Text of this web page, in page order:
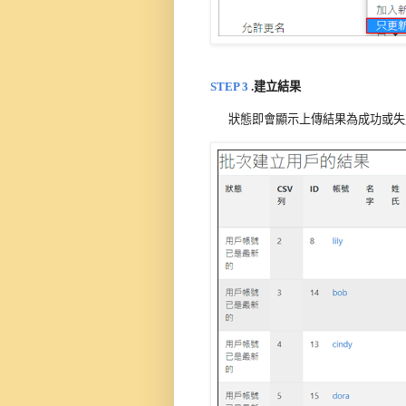
STEP 3 .建立結果
狀態即會顯示上傳結果為成功或